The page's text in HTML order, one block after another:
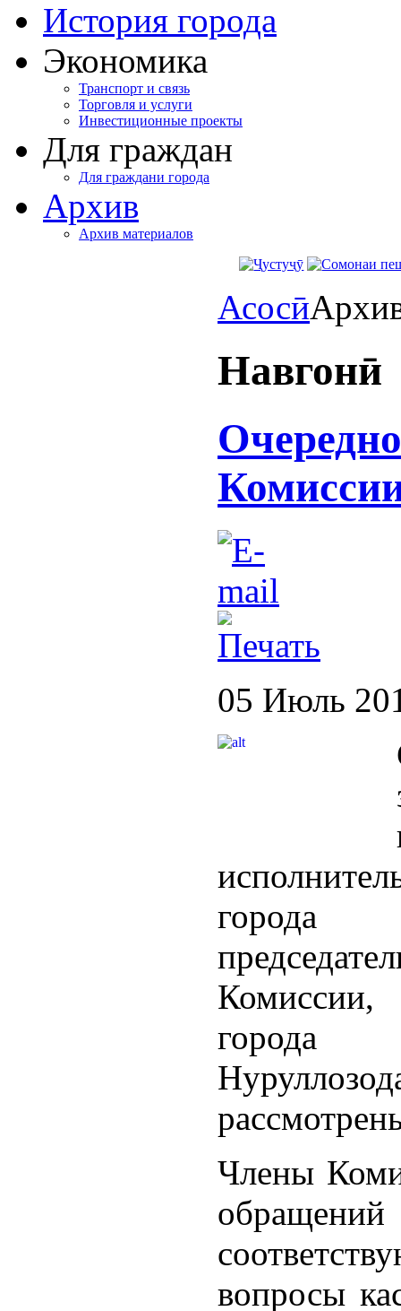
История города
Экономика
Транспорт и связь
Торговля и услуги
Инвестиционные проекты
Для граждан
Для граждани города
Архив
Архив материалов
Асосӣ
Навгонӣ
05 Июль
Комиссии,
города
Члены
вопросы